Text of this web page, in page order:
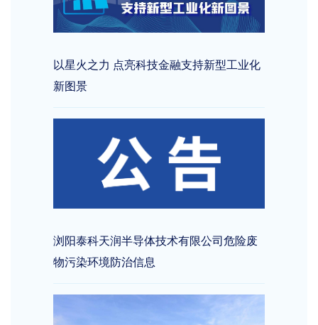
以星火之力 点亮科技金融支持新型工业化
新图景
浏阳泰科天润半导体技术有限公司危险废
物污染环境防治信息